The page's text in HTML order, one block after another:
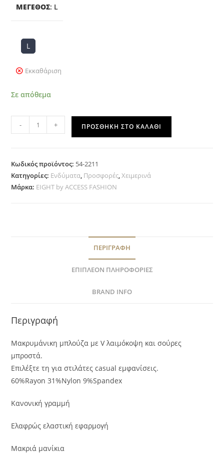
ΜΈΓΕΘΟΣ: L
L
Εκκαθάριση
Σε απόθεμα
- + ΠΡΟΣΘΉΚΗ ΣΤΟ ΚΑΛΆΘΙ
Κωδικός προϊόντος: 54-2211
Κατηγορίες: Ενδύματα, Προσφορές,Χειμερινά
Μάρκα: EIGHT by ACCESS FASHION
ΠΕΡΙΓΡΑΦΉ
ΕΠΙΠΛΈΟΝ ΠΛΗΡΟΦΟΡΊΕΣ
BRAND INFO
Περιγραφή
Μακρυμάνικη μπλούζα με V λαιμόκοψη και σούρες
μπροστά.
Επιλέξτε τη για στιλάτες casual εμφανίσεις.
60%Rayon 31%Nylon 9%Spandex
Κανονική γραμμή
Ελαφρώς ελαστική εφαρμογή
Μακριά μανίκια